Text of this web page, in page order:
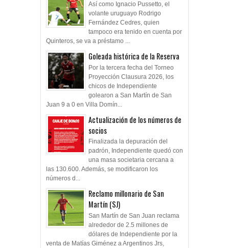
Así como Ignacio Pussetto, el
volante uruguayo Rodrigo
Fernández Cedres, quien
tampoco era tenido en cuenta por
Quinteros, se va a préstamo ...
Goleada histórica de la Reserva
Por la tercera fecha del Torneo
Proyección Clausura 2026, los
chicos de Independiente
golearon a San Martín de San
Juan 9 a 0 en Villa Domín...
Actualización de los números de
socios
Finalizada la depuración del
padrón, Independiente quedó con
una masa societaria cercana a
las 130.600. Además, se modificaron los
números d...
Reclamo millonario de San
Martín (SJ)
San Martín de San Juan reclama
alrededor de 2.5 millones de
dólares de Independiente por la
venta de Matías Giménez a Argentinos Jrs,